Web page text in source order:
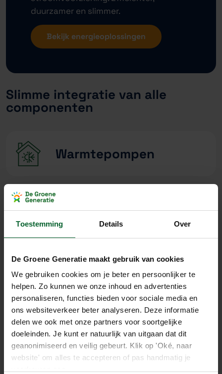
Toestemming Details Over
De Groene Generatie maakt gebruik van cookies
We gebruiken cookies om je beter en persoonlijker te
helpen. Zo kunnen we onze inhoud en advertenties
personaliseren, functies bieden voor sociale media en
ons websiteverkeer beter analyseren. Deze informatie
delen we ook met onze partners voor soortgelijke
doeleinden. Je kunt er natuurlijk van uitgaan dat dit
geanonimiseerd en veilig gebeurt. Klik op 'Oké, naar
website' om alles te accepteren of pas handmatig je
duurzamer en slimmer.
Bekijk energieoplossingen
Slimme integratie van alle
componenten
Warmtepompen
Thuisbatterijen
Laadpalen
Zonnepanelen